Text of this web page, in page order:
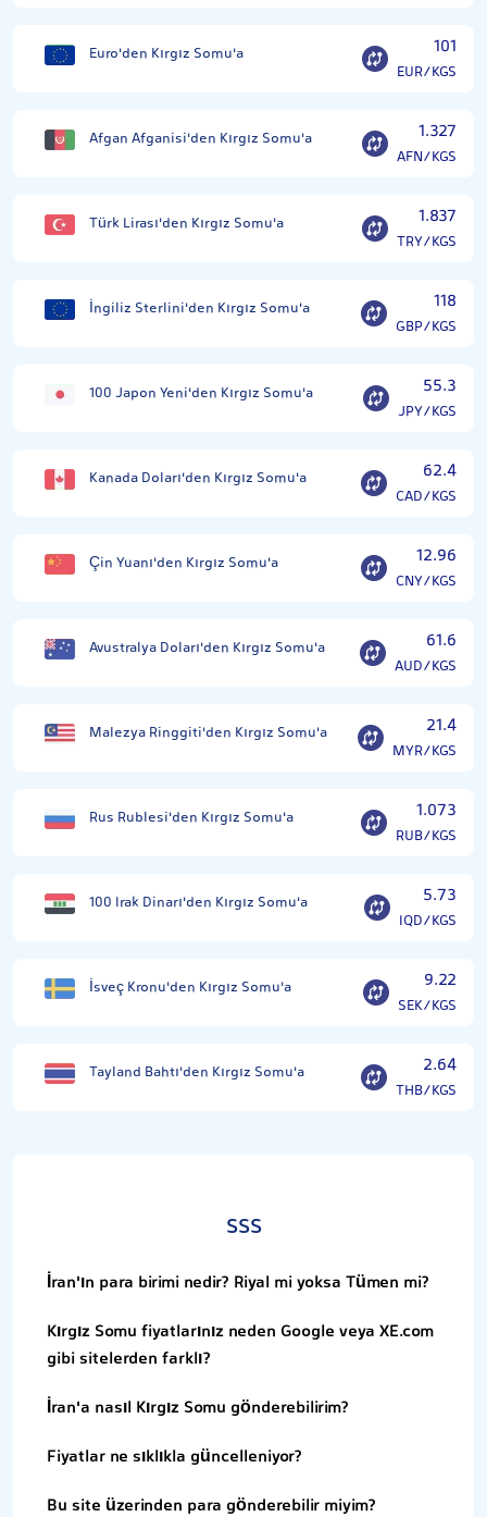
Euro'den Kırgız Somu'a 101
EUR/KGS
Afgan Afganisi'den Kırgız Somu'a 1.327
AFN/KGS
Türk Lirası'den Kırgız Somu'a 1.837
TRY/KGS
İngiliz Sterlini'den Kırgız Somu'a 118
GBP/KGS
100 Japon Yeni'den Kırgız Somu'a 55.3
JPY/KGS
Kanada Doları'den Kırgız Somu'a 62.4
CAD/KGS
Çin Yuanı'den Kırgız Somu'a 12.96
CNY/KGS
Avustralya Doları'den Kırgız Somu'a 61.6
AUD/KGS
Malezya Ringgiti'den Kırgız Somu'a 21.4
MYR/KGS
Rus Rublesi'den Kırgız Somu'a 1.073
RUB/KGS
100 Irak Dinarı'den Kırgız Somu'a 5.73
IQD/KGS
İsveç Kronu'den Kırgız Somu'a 9.22
SEK/KGS
Tayland Bahtı'den Kırgız Somu'a 2.64
THB/KGS
SSS
İran'ın para birimi nedir? Riyal mi yoksa Tümen mi?
Kırgız Somu fiyatlarınız neden Google veya XE.com
gibi sitelerden farklı?
İran'a nasıl Kırgız Somu gönderebilirim?
Fiyatlar ne sıklıkla güncelleniyor?
Bu site üzerinden para gönderebilir miyim?